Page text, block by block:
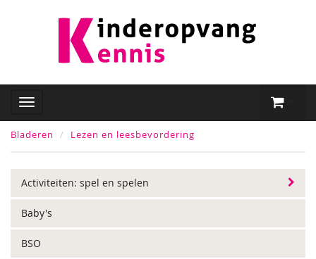
Bladeren Lezen en leesbevordering
Activiteiten: spel en spelen
Baby's
BSO